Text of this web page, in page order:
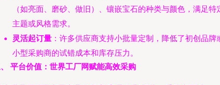
（如亮面、磨砂、做旧）、镶嵌宝石的种类与颜色，满足特
主题或风格需求。
灵活起订量 ：许多供应商支持小批量定制，降低了初创品牌
小型采购商的试错成本和库存压力。
平台价值：世界工厂网赋能高效采购